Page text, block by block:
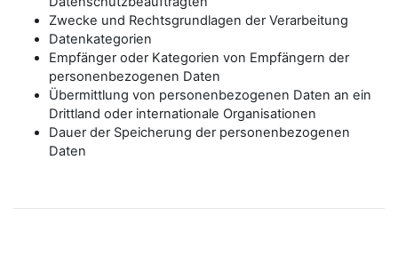
Zwecke und Rechtsgrundlagen der Verarbeitung
Datenkategorien
Empfänger oder Kategorien von Empfängern der
personenbezogenen Daten
Übermittlung von personenbezogenen Daten an ein
Drittland oder internationale Organisationen
Dauer der Speicherung der personenbezogenen
Daten